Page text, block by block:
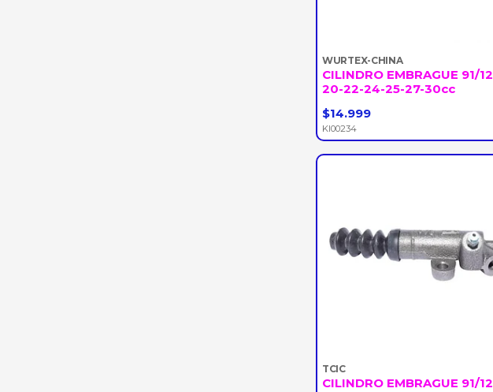
WURTEX-CHINA
CILINDRO EMBRAGUE 91/12
20-22-24-25-27-30cc
-
$14.999
KI00234
TCIC
CILINDRO EMBRAGUE 91/12